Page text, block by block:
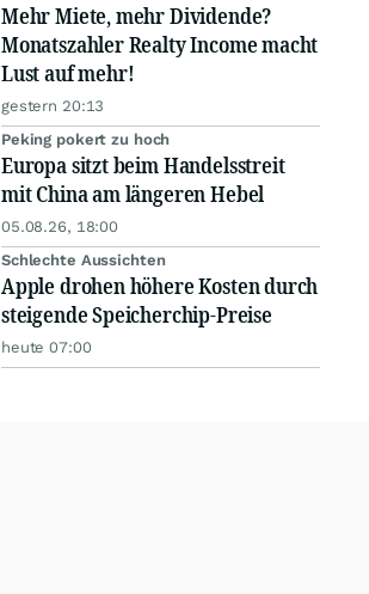
Mehr Miete, mehr Dividende?
Monatszahler Realty Income macht
Lust auf mehr!
gestern 20:13
Peking pokert zu hoch
Europa sitzt beim Handelsstreit
mit China am längeren Hebel
05.08.26, 18:00
Schlechte Aussichten
Apple drohen höhere Kosten durch
steigende Speicherchip-Preise
heute 07:00